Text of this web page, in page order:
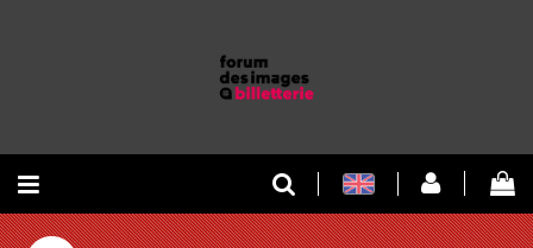
RETOUR À L'ACCUEIL